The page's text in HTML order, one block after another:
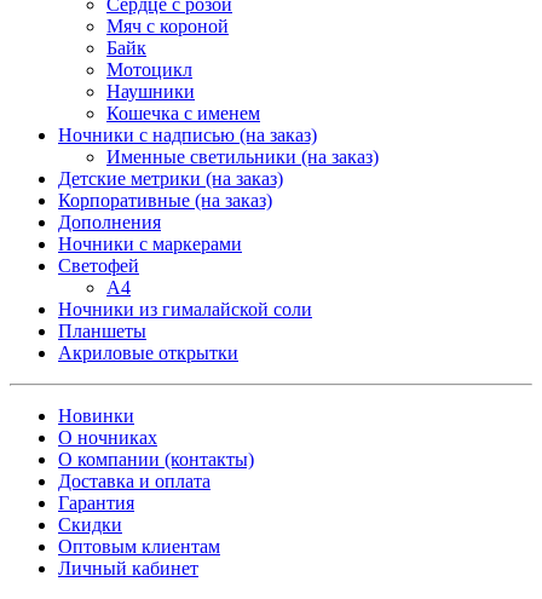
Мяч с короной
Байк
Мотоцикл
Наушники
Кошечка с именем
Ночники с надписью (на заказ)
Именные светильники (на заказ)
Детские метрики (на заказ)
Корпоративные (на заказ)
Дополнения
Ночники с маркерами
Светофей
А4
Ночники из гималайской соли
Планшеты
Акриловые открытки
Новинки
О ночниках
О компании (контакты)
Доставка и оплата
Гарантия
Скидки
Оптовым клиентам
Личный кабинет